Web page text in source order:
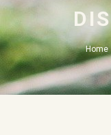
Home